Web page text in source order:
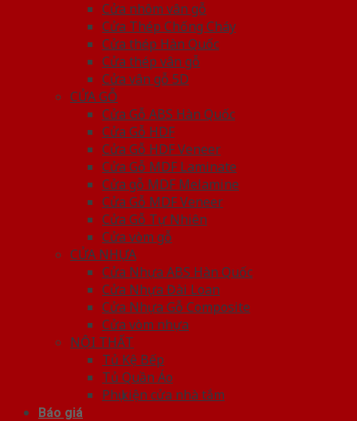
Cửa nhôm vân gỗ
Cửa Thép Chống Cháy
Cửa thép Hàn Quốc
Cửa thép vân gỗ
Cửa vân gỗ 5D
CỬA GỖ
Cửa Gỗ ABS Hàn Quốc
Cửa Gỗ HDF
Cửa Gỗ HDF Veneer
Cửa Gỗ MDF Laminate
Cửa gỗ MDF Melamine
Cửa Gỗ MDF Veneer
Cửa Gỗ Tự Nhiên
Cửa vòm gỗ
CỬA NHỰA
Cửa Nhựa ABS Hàn Quốc
Cửa Nhựa Đài Loan
Cửa Nhựa Gỗ Composite
Cửa vòm nhựa
NỘI THẤT
Tủ Kệ Bếp
Tủ Quần Áo
Phụ kiện cửa nhà tắm
Báo giá